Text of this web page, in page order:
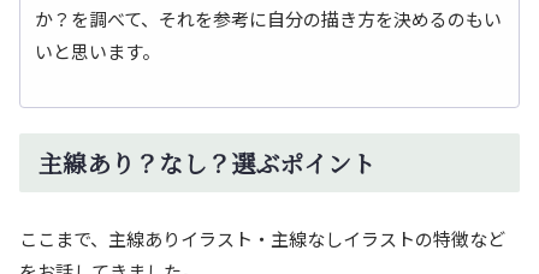
か？を調べて、それを参考に自分の描き方を決めるのもい
いと思います。
主線あり？なし？選ぶポイント
ここまで、主線ありイラスト・主線なしイラストの特徴など